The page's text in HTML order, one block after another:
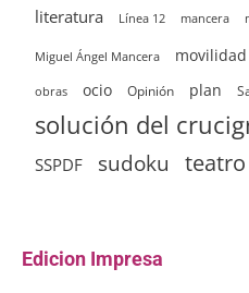
literatura Línea 12 mancera
Miguel Ángel Mancera movilidad
obras ocio Opinión plan
solución del
SSPDF sudoku teatro
Edicion Impresa